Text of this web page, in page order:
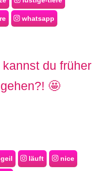
whatsapp
du früher
🤩
läuft nice